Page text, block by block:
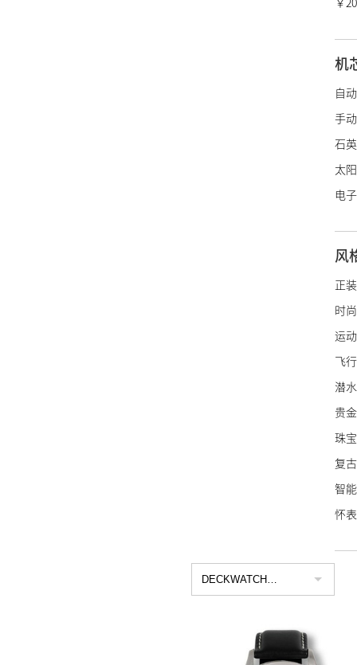
迪奥
宝
博
绰美
古驰
施
阿
帝舵
浪琴
雷达
万
泰
艾美
宝
波尔
豪
机
自
手
石
太
电
风
正装
时
运
飞
潜水
贵
珠宝
复古
智能
怀表